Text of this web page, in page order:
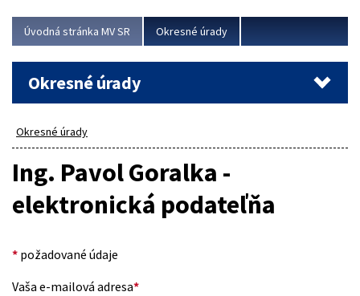
Viac
Úvodná stránka MV SR Okresné úrady
Okresné úrady
Okresné úrady
Ing. Pavol Goralka -
elektronická podateľňa
* požadované údaje
Vaša e-mailová adresa*